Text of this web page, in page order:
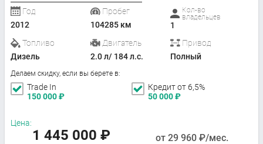
Год
2012
Пробег
104285 км
Кол-во
владельцев
1
Топливо
Дизель
Двигатель
2.0 л/ 184 л.с.
Привод
Полный
Делаем скидку, если вы берете в:
Trade In
150 000₽
Кредит от 6,5%
50 000₽
Цена:
1 445 000 ₽ от 29 960 ₽/мес.